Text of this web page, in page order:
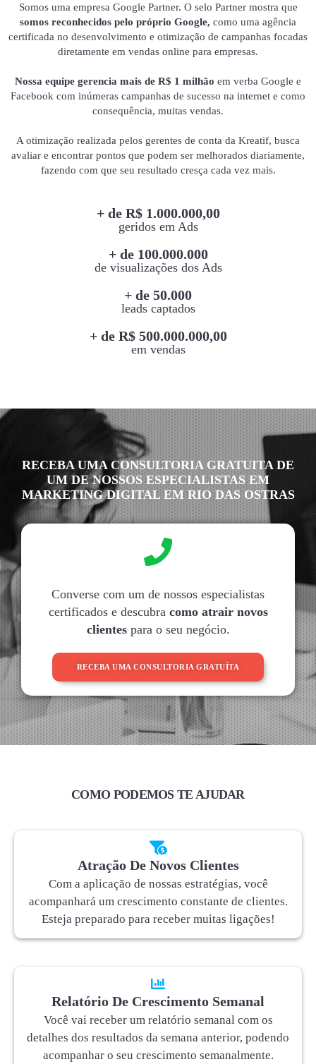
Somos uma empresa Google Partner. O selo Partner mostra que
somos reconhecidos pelo próprio Google, como uma agência
certificada no desenvolvimento e otimização de campanhas focadas
diretamente em vendas online para empresas.
Nossa equipe gerencia mais de R$ 1 milhão em verba Google e
Facebook com inúmeras campanhas de sucesso na internet e como
consequência, muitas vendas.
A otimização realizada pelos gerentes de conta da Kreatif, busca
avaliar e encontrar pontos que podem ser melhorados diariamente,
fazendo com que seu resultado cresça cada vez mais.
+ de R$ 1.000.000,00
geridos em Ads
+ de 100.000.000
de visualizações dos Ads
+ de 50.000
leads captados
+ de R$ 500.000.000,00
em vendas
RECEBA UMA CONSULTORIA GRATUITA DE
UM DE NOSSOS ESPECIALISTAS EM
MARKETING DIGITAL EM RIO DAS OSTRAS
Converse com um de nossos especialistas
certificados e descubra como atrair novos
clientespara o seu negócio.
RECEBA UMA CONSULTORIA GRATUÍTA
COMO PODEMOS TE AJUDAR
Atração De Novos Clientes
Com a aplicação de nossas estratégias, você
acompanhará um crescimento constante de clientes.
Esteja preparado para receber muitas ligações!
Relatório De Crescimento Semanal
Você vai receber um relatório semanal com os
detalhes dos resultados da semana anterior, podendo
acompanhar o seu crescimento semanalmente.